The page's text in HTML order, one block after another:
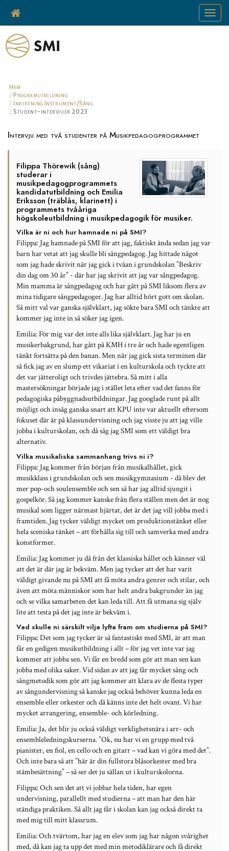
Toggle
Hem
Programutbildning
Inriktning Instrument/Sång
Student-intervjuer 2023
Intervju med två studenter på Musikpedagogprogrammet
Filippa Thörewik (sång)
studerar i
musikpedagogprogrammets
kandidatutbildning och Emilia
Eriksson (träblås, klarinett) i
programmets tvååriga
högskoleutbildning i musikpedagogik för musiker.
Vilka är ni och hur hamnade ni på SMI?
Filippa: Jag hamnade på SMI för att jag, faktiskt ända sedan jag var
barn har vetat att jag skulle bli sångpedagog. Jag hittade något
som jag hade skrivit när jag gick i tvåan i grundskolan ”Beskriv
din dag om 30 år” - där har jag skrivit att jag var sångpedagog.
Min mamma är sångpedagog och har gått på SMI liksom flera av
mina tidigare sångpedagoger. Jag har alltid hört gott om skolan.
Så mitt val var ganska självklart, jag sökte bara SMI och tänkte att
kommer jag inte in så söker jag igen.
Emilia:För mig var det inte alls lika självklart. Jag har ju en
musikerbakgrund, har gått på KMH i tre år och hade egentligen
tänkt fortsätta på den banan. Men när jag gick sista terminen där
så fick jag av en slump ett vikariat i en kulturskola och tyckte att
det var jätteroligt och trivdes jättebra. Så mitt i alla
mastersökningar började jag i stället leta efter vad det fanns för
pedagogiska påbyggnadsutbildningar. Jag googlade runt på allt
möjligt och insåg ganska snart att KPU inte var aktuellt eftersom
fokuset där är på klassundervisning och jag visste ju att jag ville
jobba i kulturskolan, och då såg jag SMI som ett väldigt bra
alternativ.
Vilka musikaliska sammanhang trivs ni i?
Filippa: Jag kommer från början från musikalhållet, gick
musikklass i grundskolan och sen musikgymnasium - då blev det
mer pop-och soulensemble och sen så har jag alltid sjungit i
gospelkör. Så jag kommer kanske från flera ställen men det är nog
musikal som ligger närmast hjärtat, det är det jag vill jobba med i
framtiden. Jag tycker väldigt mycket om produktionstänket eller
hela sceniska tänket – att förhålla sig till och samverka med andra
konstformer.
Emilia: Jag kommer ju då från det klassiska hållet och känner väl
att det är där jag är bekväm. Men jag tycker att det har varit
väldigt givande nu på SMI att få möta andra genrer och stilar, och
även att möta människor som har helt andra bakgrunder än jag
och se vilka samarbeten det kan leda till. Att få utmana sig själv
lite att testa på det jag inte är bekväm i.
Vad skulle ni särskilt vilja lyfta fram om studierna på SMI?
Filippa:Det som jag tycker är så fantastiskt med SMI, är att man
får en gedigen musikutbildning i allt – för jag vet inte var jag
kommer att jobba sen. Vi får en bredd som gör att man sen kan
jobba med olika saker. Vid sidan av att jag får mycket sång och
sångmetodik som gör att jag kommer att klara av de flesta typer
av sångundervisning så kanske jag också behöver kunna leda en
ensemble eller orkester och då känns inte det helt ovant. Vi har
mycket arrangering, ensemble- och körledning.
Emilia: Ja, det blir ju också väldigt verklighetsnära i arr- och
ensembleledningskurserna. ”Ok, nu har vi en grupp med två
pianister, en fiol, en cello och en gitarr – vad kan vi göra med det”.
Och inte bara så att ”här är din fullstora blåsorkester med bra
stämbesättning” – så ser det ju sällan ut i kulturskolorna.
Filippa:Och sen det att vi jobbar hela tiden, har egen
undervisning, parallellt med studierna – att man har den här
ständiga praktiken. Så allt jag får i skolan kan jag också direkt ta
med mig till mitt klassrum.
Emilia:Och tvärtom, har jag en elev som jag har någon svårighet
med, då kan jag ta upp det med min metodiklärare och få direkt